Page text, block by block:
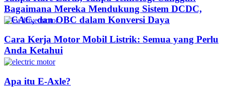
Bagaimana Mereka Mendukung Sistem DCDC,
DCAC, dan OBC dalam Konversi Daya
Cara Kerja Motor Mobil Listrik: Semua yang Perlu
Anda Ketahui
Apa itu E-Axle?